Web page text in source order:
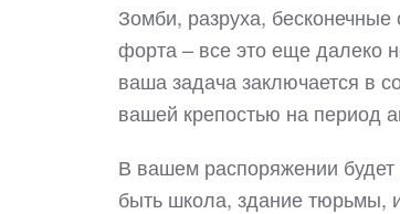
Зомби, разруха,
форта – все это еще далеко
ваша задача заключается в
вашей крепостью на период
В вашем распоряжении
быть школа, здание тюрьмы,